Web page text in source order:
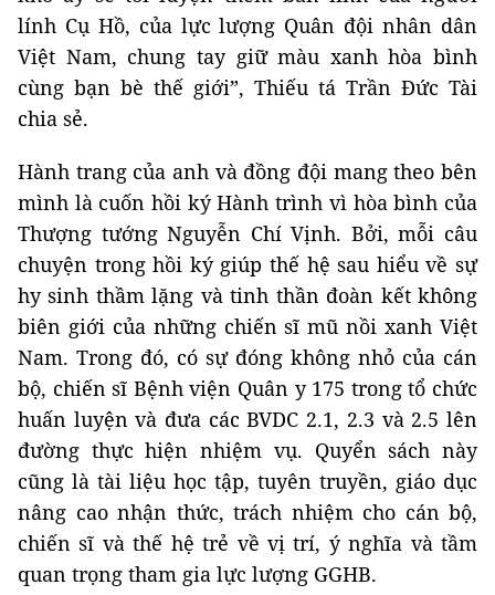
lính Cụ Hồ, của lực lượng Quân đội nhân dân
Việt Nam, chung tay giữ màu xanh hòa bình
cùng bạn bè thế giới”, Thiếu tá Trần Đức Tài
chia sẻ.
Hành trang của anh và đồng đội mang theo bên
mình là cuốn hồi ký Hành trình vì hòa bình của
Thượng tướng Nguyễn Chí Vịnh. Bởi, mỗi câu
chuyện trong hồi ký giúp thế hệ sau hiểu về sự
hy sinh thầm lặng và tinh thần đoàn kết không
biên giới của những chiến sĩ mũ nồi xanh Việt
Nam. Trong đó, có sự đóng không nhỏ của cán
bộ, chiến sĩ Bệnh viện Quân y 175 trong tổ chức
huấn luyện và đưa các BVDC 2.1, 2.3 và 2.5 lên
đường thực hiện nhiệm vụ. Quyển sách này
cũng là tài liệu học tập, tuyên truyền, giáo dục
nâng cao nhận thức, trách nhiệm cho cán bộ,
chiến sĩ và thế hệ trẻ về vị trí, ý nghĩa và tầm
quan trọng tham gia lực lượng GGHB.